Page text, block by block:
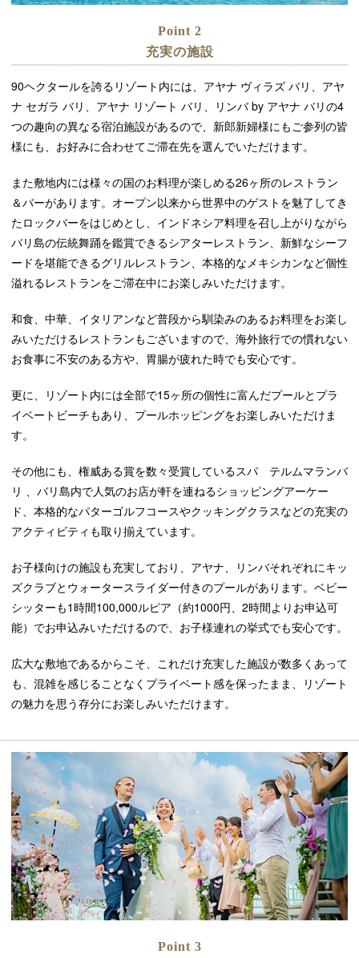
Point 2
充実の施設
90ヘクタールを誇るリゾート内には、アヤナ ヴィラズ バリ、アヤ
ナ セガラ バリ、アヤナ リゾート バリ、リンバ by アヤナ バリの4
つの趣向の異なる宿泊施設があるので、新郎新婦様にもご参列の皆
様にも、お好みに合わせてご滞在先を選んでいただけます。
また敷地内には様々の国のお料理が楽しめる26ヶ所のレストラン
＆バーがあります。オープン以来から世界中のゲストを魅了してき
たロックバーをはじめとし、インドネシア料理を召し上がりながら
バリ島の伝統舞踊を鑑賞できるシアターレストラン、新鮮なシーフ
ードを堪能できるグリルレストラン、本格的なメキシカンなど個性
溢れるレストランをご滞在中にお楽しみいただけます。
和食、中華、イタリアンなど普段から馴染みのあるお料理をお楽し
みいただけるレストランもございますので、海外旅行での慣れない
お食事に不安のある方や、胃腸が疲れた時でも安心です。
更に、リゾート内には全部で15ヶ所の個性に富んだプールとプラ
イベートビーチもあり、プールホッピングをお楽しみいただけま
す。
その他にも、権威ある賞を数々受賞しているスパ テルムマランバ
リ 、バリ島内で人気のお店が軒を連ねるショッピングアーケー
ド、本格的なパターゴルフコースやクッキングクラスなどの充実の
アクティビティも取り揃えています。
お子様向けの施設も充実しており、アヤナ、リンバそれぞれにキッ
ズクラブとウォータースライダー付きのプールがあります。ベビー
シッターも1時間100,000ルピア（約1000円、2時間よりお申込可
能）でお申込みいただけるので、お子様連れの挙式でも安心です。
広大な敷地であるからこそ、これだけ充実した施設が数多くあって
も、混雑を感じることなくプライベート感を保ったまま、リゾート
の魅力を思う存分にお楽しみいただけます。
Point 3